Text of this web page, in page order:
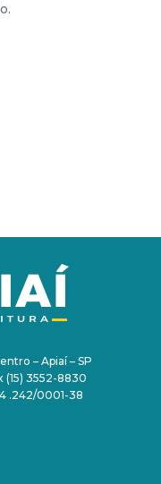
– Apiaí – SP
(15) 3552-8830
.242/0001-38